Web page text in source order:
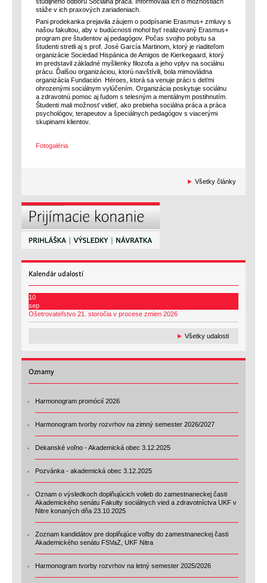
stáže v ich praxových zariadeniach.
Pani prodekanka prejavila záujem o podpísanie Erasmus+ zmluvy s
našou fakultou, aby v budúcnosti mohol byť realizovaný Erasmus+
program pre študentov aj pedagógov. Počas svojho pobytu sa
študenti stretli aj s prof. José García Martinom, ktorý je riaditeľom
organizácie Sociedad Hispánica de Amigos de Kierkegaard, ktorý
im predstavil základné myšlienky filozofa a jeho vplyv na sociálnu
prácu. Ďalšou organizáciou, ktorú navštívili, bola mimovládna
organizácia Fundación Héroes, ktorá sa venuje práci s deťmi
ohrozenými sociálnym vylúčením. Organizácia poskytuje sociálnu
a zdravotnú pomoc aj ľudom s telesným a mentálnym postihnutím.
Študenti mali možnosť vidieť, ako prebieha sociálna práca a práca
psychológov, terapeutov a špeciálnych pedagógov s viacerými
skupinami klientov.
Fotogaléria
► Všetky články
Kalendárudalostí
10
sep
Ošetrovateľstvo 21. storočia v procese zmien 2026
► Všetky udalosti
Oznamy
Harmonogram promócií 2026
Harmonogram tvorby rozvrhov na zimný semester 2026/2027
Dekanské voľno - Akademická obec 3.12.2025
Pozvánka - akademická obec 3.12.2025
Oznam o výsledkoch doplňujúcich volieb do zamestnaneckej časti
Akademického senátu Fakulty sociálnych vied a zdravotníctva UKF v
Nitre konaných dňa 23.10.2025
Zoznam kandidátov pre doplňujúce voľby do zamestnaneckej časti
Akademického senátu FSVaZ, UKF Nitra
Harmonogram tvorby rozvrhov na letný semester 2025/2026